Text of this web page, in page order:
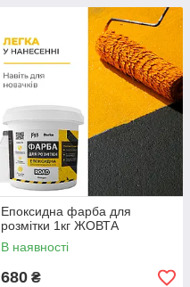
Епоксидна фарба для
розмітки 1кг ЖОВТА
В наявності
680 ₴